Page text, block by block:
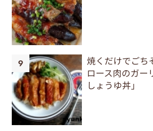
焼くだけでご
ロース肉のガー
しょうゆ丼」